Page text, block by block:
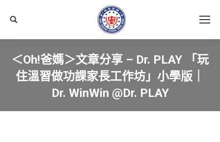
搜
尋
＜Oh!爸媽＞文章分享 – Dr. PLAY 「玩
住溫習做功課家長工作坊」小學版｜
Dr. WinWin @Dr. PLAY
You are here: